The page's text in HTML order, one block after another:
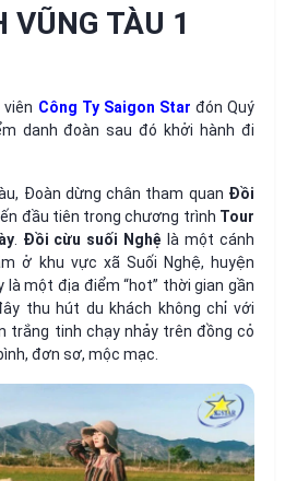
VŨNG TÀU 1
viên Công Ty Saigon Star đón Quý
danh đoàn sau đó khởi hành đi
Đoàn dừng chân tham quan Đồi
đầu tiên trong chương trình Tour
. Đồi cừu suối Nghệ là một cánh
ở khu vực xã Suối Nghệ, huyện
là một địa điểm “hot” thời gian gần
thu hút du khách không chỉ với
trắng tinh chạy nhảy trên đồng cỏ
đơn sơ, mộc mạc.